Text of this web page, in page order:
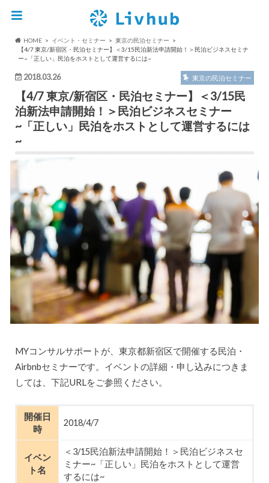
HOME イベント・セミナー
東京の民泊セミナー
【4/7 東京/新宿区・民泊セミナー】＜3/15民泊新法申請開始！＞民泊ビジネスセミナ
ー~「正しい」民泊をホストとして運営するには~
2018.03.26 東京の民泊セミナー
【4/7 東京/新宿区・民泊セミナー】＜3/15民
泊新法申請開始！＞民泊ビジネスセミナー
~「正しい」民泊をホストとして運営するには
~
MYコンサルサポートが、東京都新宿区で開催する民泊・
Airbnbセミナーです。イベントの詳細・申し込みにつきま
しては、下記URLをご参照ください。
開催日
時
2018/4/7
イベン
ト名
＜3/15民泊新法申請開始！＞民泊ビジネスセ
ミナー~「正しい」民泊をホストとして運営
するには~